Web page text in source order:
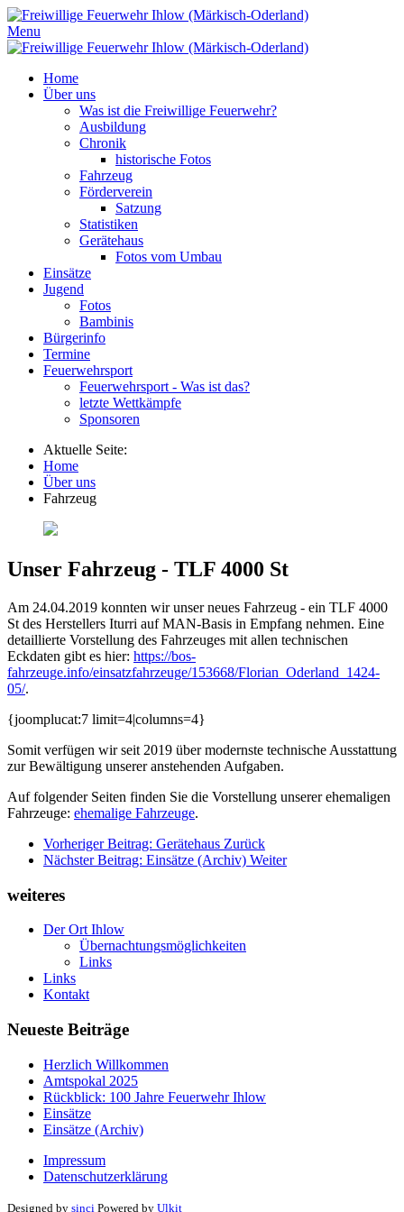
Menu
Home
Über uns
Was ist die Freiwillige Feuerwehr?
Ausbildung
Chronik
historische Fotos
Fahrzeug
Förderverein
Satzung
Statistiken
Gerätehaus
Fotos vom Umbau
Einsätze
Jugend
Fotos
Bambinis
Bürgerinfo
Termine
Feuerwehrsport
Feuerwehrsport - Was ist das?
letzte Wettkämpfe
Sponsoren
Aktuelle Seite:
Home
Über uns
Fahrzeug
Unser Fahrzeug - TLF 4000 St
Am 24.04.2019 konnten wir unser neues Fahrzeug - ein TLF 4000
St des Herstellers Iturri auf MAN-Basis in Empfang nehmen. Eine
detaillierte Vorstellung des Fahrzeuges mit allen technischen
Eckdaten gibt es hier: https://bos-
fahrzeuge.info/einsatzfahrzeuge/153668/Florian_Oderland_1424-
05/.
{joomplucat:7 limit=4|columns=4}
Somit verfügen wir seit 2019 über modernste technische Ausstattung
zur Bewältigung unserer anstehenden Aufgaben.
Auf folgender Seiten finden Sie die Vorstellung unserer ehemaligen
Fahrzeuge: ehemalige Fahrzeuge.
Vorheriger Beitrag: Gerätehaus Zurück
Nächster Beitrag: Einsätze (Archiv) Weiter
weiteres
Der Ort Ihlow
Übernachtungsmöglichkeiten
Links
Links
Kontakt
Neueste Beiträge
Herzlich Willkommen
Amtspokal 2025
Rückblick: 100 Jahre Feuerwehr Ihlow
Einsätze
Einsätze (Archiv)
Impressum
Datenschutzerklärung
Designed by sinci Powered by Ulkit